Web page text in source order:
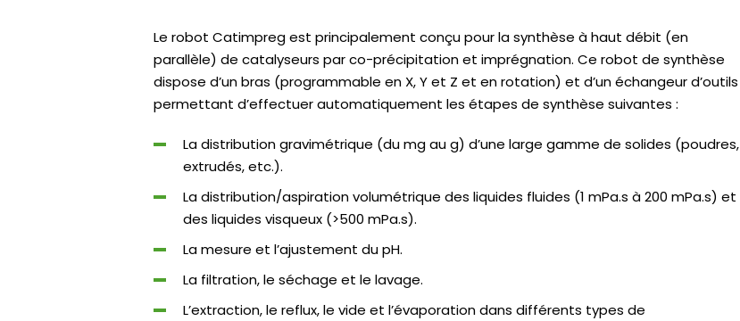
Le robot Catimpreg est principalement conçu pour la synthèse à haut débit (en
parallèle) de catalyseurs par co-précipitation et imprégnation. Ce robot de synthèse
dispose d’un bras (programmable en X, Y et Z et en rotation) et d’un échangeur d’outils
permettant d’effectuer automatiquement les étapes de synthèse suivantes :
La distribution gravimétrique (du mg au g) d’une large gamme de solides (poudres,
extrudés, etc.).
La distribution/aspiration volumétrique des liquides fluides (1 mPa.s à 200 mPa.s) et
des liquides visqueux (>500 mPa.s).
La mesure et l’ajustement du pH.
La filtration, le séchage et le lavage.
L’extraction, le reflux, le vide et l’évaporation dans différents types de